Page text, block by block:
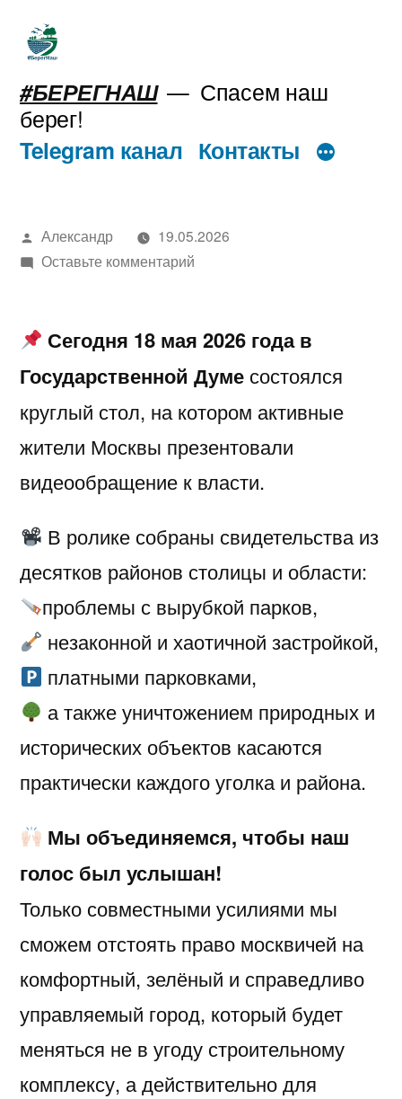
Перейти
содержимому
#БЕРЕГНАШ
Спасем наш
берег!
Telegram канал Контакты
Написано
автором
Александр
19.05.2026
Оставьте комментарийк
Сегодня 18 мая 2026 года в
Государственной Думе состоялся
круглый стол, на котором активные
жители Москвы презентовали
видеообращение к власти.
В ролике собраны свидетельства из
десятков районов столицы и области:
проблемы с вырубкой парков,
незаконной и хаотичной застройкой,
платными парковками,
а также уничтожением природных и
исторических объектов касаются
практически каждого уголка и района.
Мы объединяемся, чтобы наш
голос был услышан!
Только совместными усилиями мы
сможем отстоять право москвичей на
комфортный, зелёный и справедливо
управляемый город, который будет
меняться не в угоду строительному
комплексу, а действительно для